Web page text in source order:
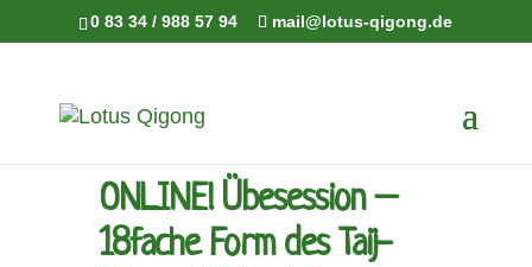
0 83 34 / 988 57 94 mail@lotus-qigong.de
ONLINE! Übesession –
18fache Form des Taij-